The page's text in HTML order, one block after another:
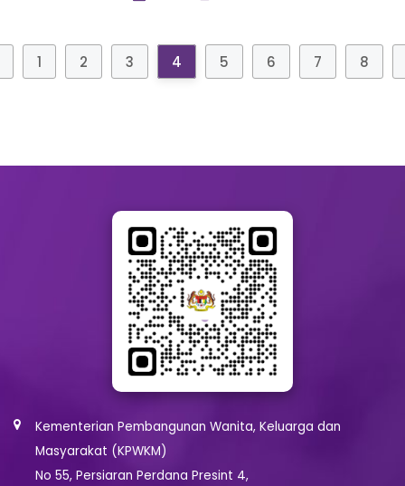
1 2 3 4 5 6 7 8
Kementerian Pembangunan Wanita, Keluarga dan
Masyarakat (KPWKM)
No 55, Persiaran Perdana Presint 4,